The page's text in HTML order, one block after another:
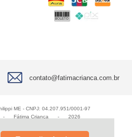
contato@fatimacrianca.com.br
ME - CNPJ: 04.207.951/0001-97
Fátima Criança - 2026